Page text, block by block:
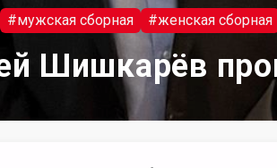
#мужская сборная #женская сборная
Шишкарёв